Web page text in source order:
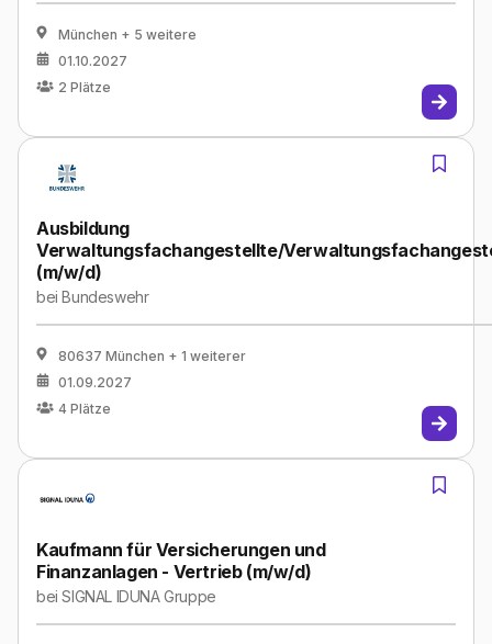
München + 5 weitere
01.10.2027
2 Plätze
Ausbildung
Verwaltungsfachangestellte/
(m/w/d)
beiBundeswehr
80637 München + 1 weiterer
01.09.2027
4 Plätze
Kaufmann für Versicherungen und
Finanzanlagen - Vertrieb (m/w/d)
beiSIGNAL IDUNA Gruppe